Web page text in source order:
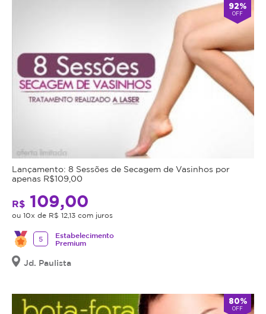
92%
OFF
Lançamento: 8 Sessões de Secagem de Vasinhos por
apenas R$109,00
R$ 109,00
ou 10x de R$ 12,13 com juros
5
Estabelecimento
Premium
Jd. Paulista
80%
OFF